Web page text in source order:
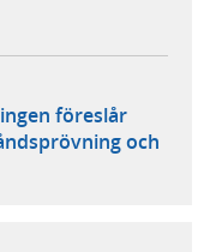
föreslår
och